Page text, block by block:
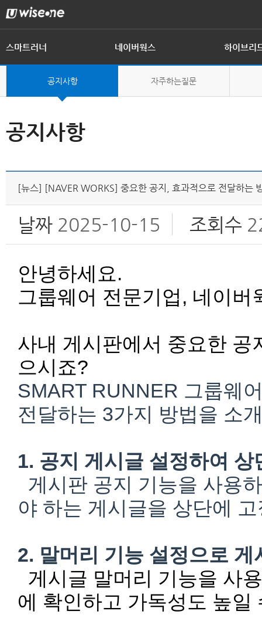
스마트러너
제품 개요 제품 구성
네이버웍스
제품 개요 제품 기능
하이브리
제품 개요 전자결재
공지사항 자주하는질문
인사말 회사연혁
공지사항
[뉴스] [NAVER WORKS] 중요한 공지, 효과적으로 전달하는
날짜 2025-10-15 조회수
안녕하세요.
그룹웨어 전문기업, 네이
사내 게시판에서 중요한 공
으시죠?
SMART RUNNER 그룹웨
전달하는 3가지 방법을 소
1. 공지 게시글 설정하여
게시판 공지 기능을 사용
야 하는 게시글을 상단에
2. 말머리 기능 설정으로
게시글 말머리 기능을 사
에 확인하고 가독성도 높일